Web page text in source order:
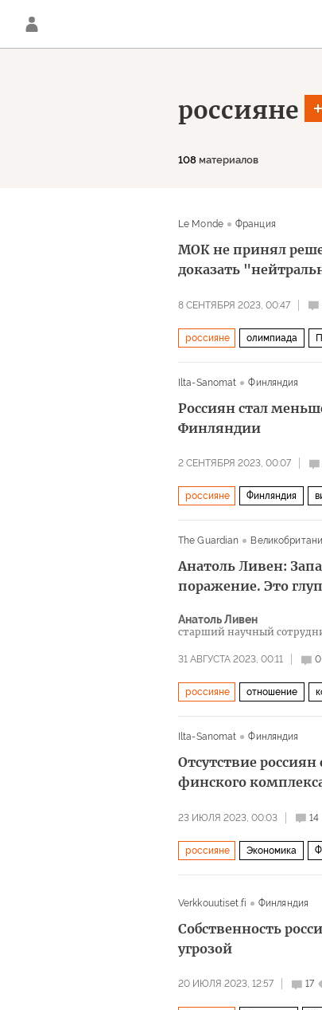
россияне
108 материалов
Le Monde Франция
МОК не принял
доказать
8 СЕНТЯБРЯ 2023, 00:47
россияне олимпиада
Ilta-Sanomat Финляндия
Россиян стал
Финляндии
2 СЕНТЯБРЯ 2023, 00:07
россияне Финляндия
The Guardian
Анатоль Ливен:
поражение. Это
Анатоль Ливен
старший научный
31 АВГУСТА 2023, 00:11 0
россияне отношение
Ilta-Sanomat Финляндия
Отсутствие
финского
23 ИЮЛЯ 2023, 00:03 14
россияне Экономика
Verkkouutiset.fi Финляндия
Собственность
угрозой
20 ИЮЛЯ 2023, 12:57 17